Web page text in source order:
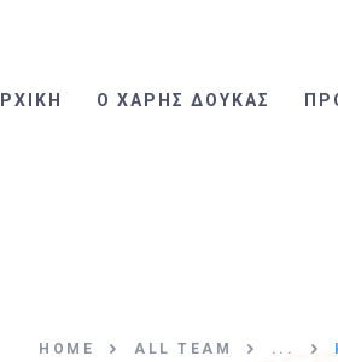
Ο ΧΑΡΗΣ ΔΟΥΚΑΣ
HOME ALL TEAM ...
Ο ΧΑΡΗΣ ΔΟΥΚΑΣ
ΕΠΙΚΟΙΝΩΝΙΑ